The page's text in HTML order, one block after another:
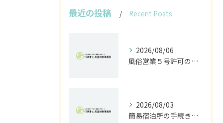
最近の投稿 Recent Posts
2026/08/06
風俗営業５号許可の申請手続きと現場で失敗しないための全書類＆費用ガイド
2026/08/03
簡易宿泊所の手続きと石川県金沢市で民泊を始めるための旅館業許可申請ガイド